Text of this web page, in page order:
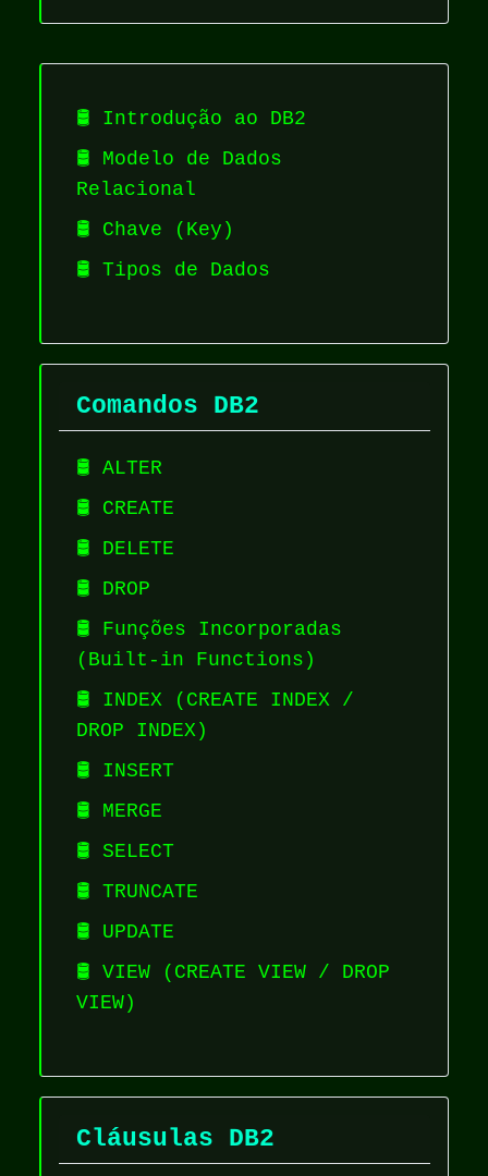
🛢️ Introdução ao DB2
🛢️ Modelo de Dados
Relacional
🛢️ Chave (Key)
🛢️ Tipos de Dados
Comandos DB2
🛢️ ALTER
🛢️ CREATE
🛢️ DELETE
🛢️ DROP
🛢️ Funções Incorporadas
(Built-in Functions)
🛢️ INDEX (CREATE INDEX /
DROP INDEX)
🛢️ INSERT
🛢️ MERGE
🛢️ SELECT
🛢️ TRUNCATE
🛢️ UPDATE
🛢️ VIEW (CREATE VIEW / DROP
VIEW)
Cláusulas DB2